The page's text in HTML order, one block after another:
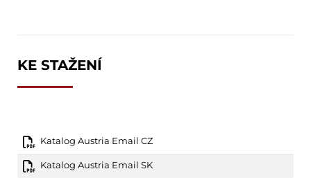
KE STAŽENÍ
Katalog Austria Email CZ
Katalog Austria Email SK